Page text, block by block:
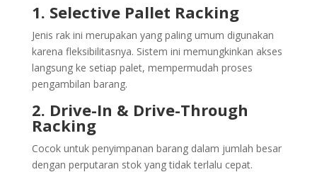
1. Selective Pallet Racking
Jenis rak ini merupakan yang paling umum digunakan
karena fleksibilitasnya. Sistem ini memungkinkan akses
langsung ke setiap palet, mempermudah proses
pengambilan barang.
2. Drive-In & Drive-Through
Racking
Cocok untuk penyimpanan barang dalam jumlah besar
dengan perputaran stok yang tidak terlalu cepat.